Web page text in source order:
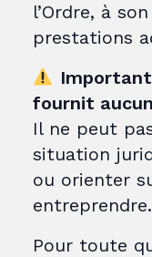
l’Ordre, à
prestations
fournit
Il ne peut
situation
ou orienter
entreprendre.
Pour toute